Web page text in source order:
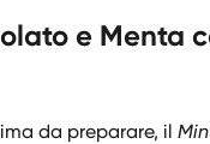
e Menta
da preparare, il